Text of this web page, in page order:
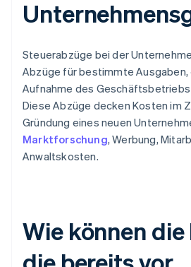
Steuerabzüge bei der
Abzüge für bestimmte
Aufnahme des
Diese Abzüge decken Kosten im
Gründung eines neuen
Marktforschung, Werbung,
Anwaltskosten.
Wie können die